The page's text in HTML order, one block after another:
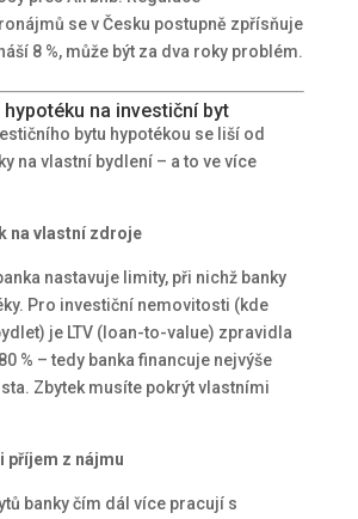
se v Česku postupně zpřísňuje
8 %, může být za dva roky problém.
hypotéku na investiční byt
bytu hypotékou se liší od
na vlastní bydlení – a to ve více
na vlastní zdroje
nastavuje limity, při nichž banky
Pro investiční nemovitosti (kde
je LTV (loan-to-value) zpravidla
% – tedy banka financuje nejvýše
Zbytek musíte pokrýt vlastními
příjem z nájmu
banky čím dál více pracují s